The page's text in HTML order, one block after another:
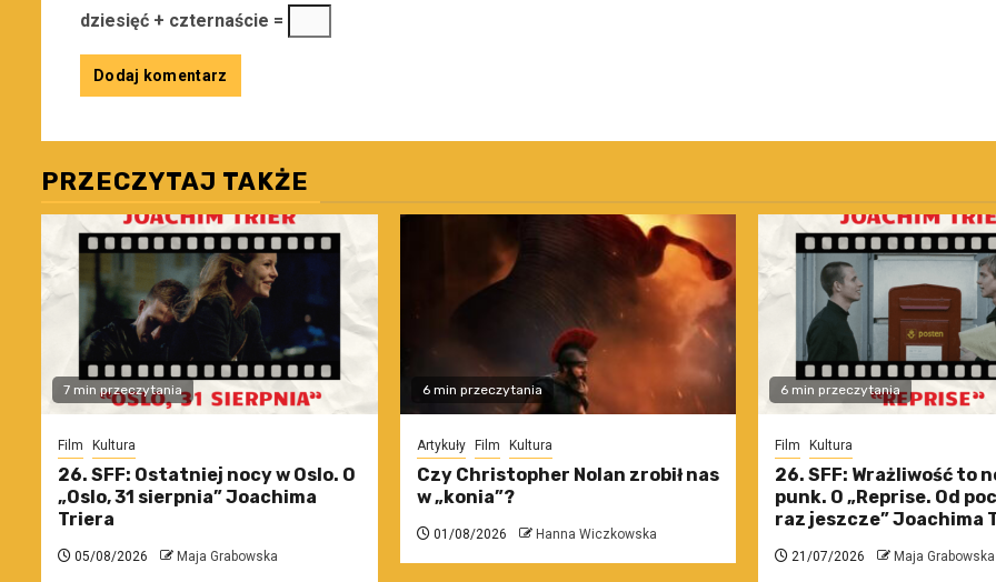
dziesięć + czternaście =
PRZECZYTAJ TAKŻE
7 min przeczytania
Film Kultura
26. SFF: Ostatniej nocy w Oslo. O
„Oslo, 31 sierpnia” Joachima
Triera
05/08/2026 Maja Grabowska
6 min przeczytania
Artykuły Film Kultura
Czy Christopher Nolan zrobił nas
w „konia”?
01/08/2026 Hanna Wiczkowska
6 min przeczytania
Film Kultura
26. SFF: Wrażliwość to
punk. O „Reprise. Od
raz jeszcze” Joachima
21/07/2026 Maja Grabowska